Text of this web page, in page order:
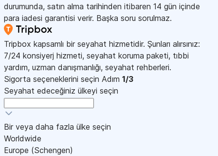
durumunda, satın alma tarihinden itibaren 14 gün içinde
para iadesi garantisi verir. Başka soru sorulmaz.
Tripbox kapsamlı bir seyahat hizmetidir. Şunları alırsınız:
7/24 konsiyerj hizmeti, seyahat koruma paketi, tıbbi
yardım, uzman danışmanlığı, seyahat rehberleri.
Sigorta seçeneklerini seçin Adım 1/3
Seyahat edeceğiniz ülkeyi seçin
Bir veya daha fazla ülke seçin
Worldwide
Europe (Schengen)